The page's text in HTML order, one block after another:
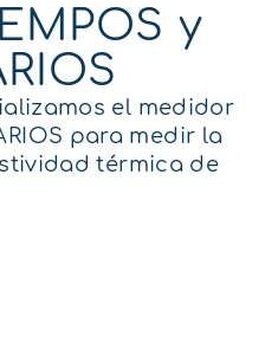
y
el medidor
para medir la
térmicade